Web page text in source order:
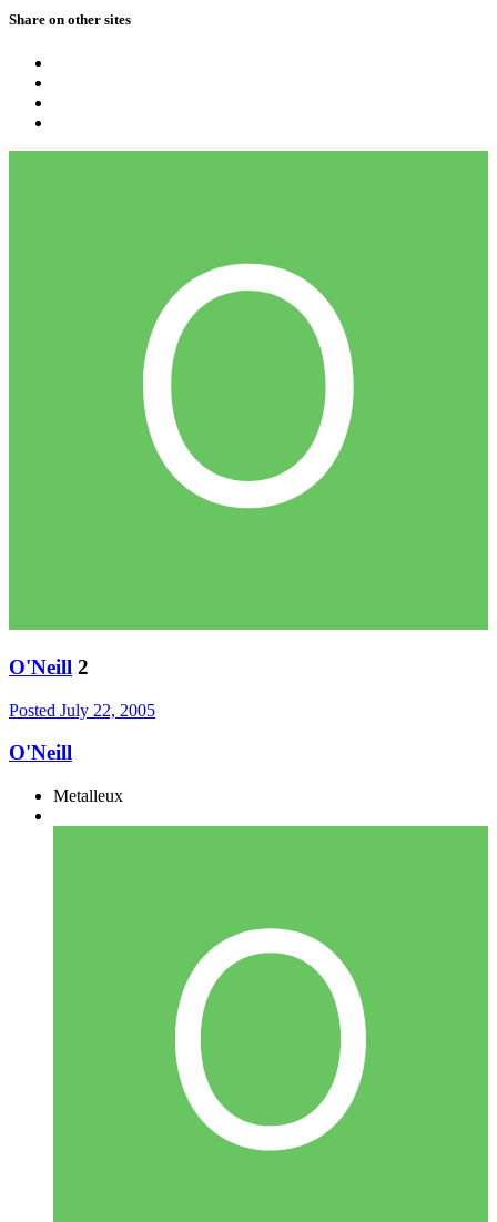
Share on other sites
O'Neill 2
Posted July 22, 2005
O'Neill
Metalleux